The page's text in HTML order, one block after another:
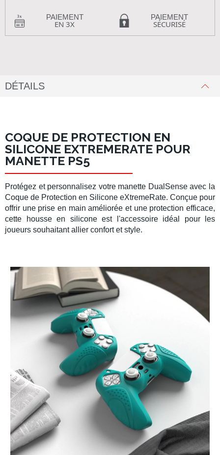
PAIEMENT
EN 3X
PAIEMENT
SÉCURISÉ
DÉTAILS
COQUE DE PROTECTION EN
SILICONE EXTREMERATE POUR
MANETTE PS5
Protégez et personnalisez votre manette DualSenseavec la
Coque de Protection en Silicone eXtremeRate. Conçue pour
offrir une prise en main améliorée et une protection efficace,
cette
housse en siliconeest l'accessoire idéal pour les
joueurs souhaitant allier confort et style.